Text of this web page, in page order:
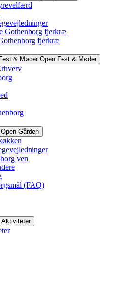
Gothenborg fjerkræ
fjerkræ
& Møder Open Fest & Møder
Open Gården
ven
(FAQ)
Aktiviteter